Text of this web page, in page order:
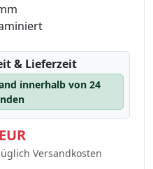
& Lieferzeit
innerhalb von 24
Versandkosten